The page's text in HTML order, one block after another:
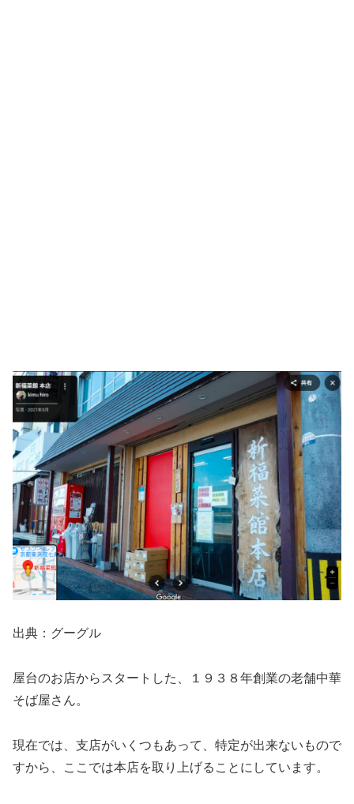
出典：グーグル
屋台のお店からスタートした、１９３８年創業の老舗中華
そば屋さん。
現在では、支店がいくつもあって、特定が出来ないもので
すから、ここでは本店を取り上げることにしています。